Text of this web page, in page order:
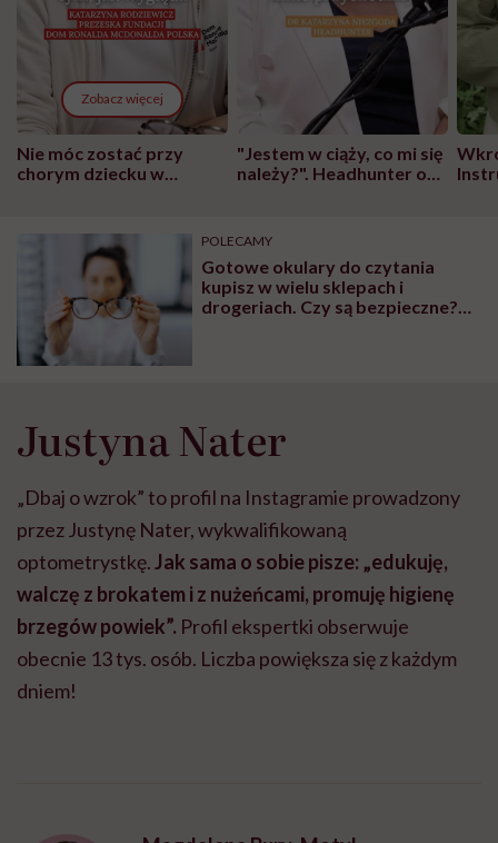
Zobacz więcej
Nie móc zostać przy
chorym dziecku w
może chyba tylko
głupota i brak
wyobraźni"
"Jestem w ciąży, co mi się
należy?". Headhunter o
pracy
POLECAMY
Gotowe okulary do czytania
kupisz w wielu sklepach i
drogeriach. Czy są bezpieczne?
Justyna Nater
„Dbaj o wzrok” to profil na Instagramie prowadzony
przez Justynę Nater, wykwalifikowaną
optometrystkę.Jak sama o sobie pisze: „edukuję,
walczę z brokatem i z nużeńcami, promuję higienę
brzegów powiek”. Profil ekspertki obserwuje
obecnie 13 tys. osób. Liczba powiększa się z każdym
dniem!